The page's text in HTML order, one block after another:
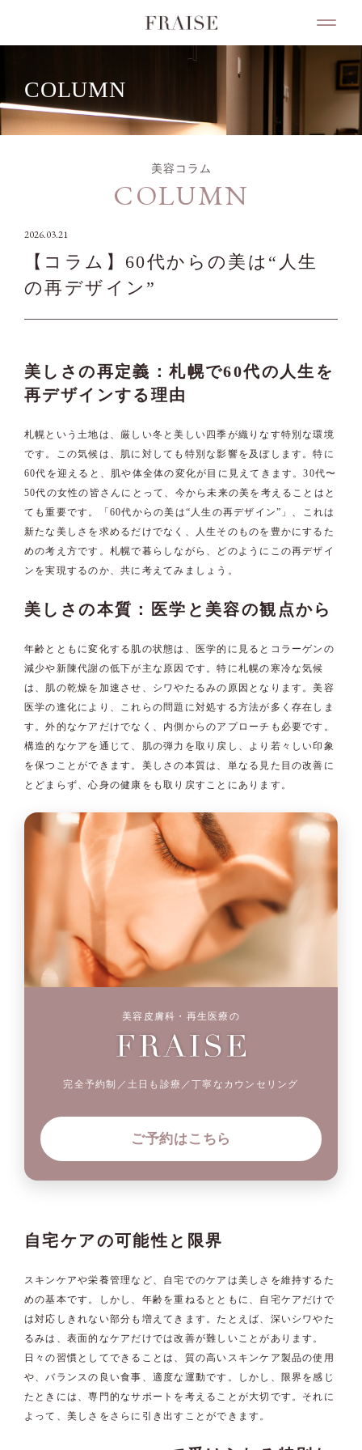
COLUMN
美容コラム
COLUMN
2026.03.21
【コラム】60代からの美は“人生
の再デザイン”
美しさの再定義：札幌で60代の人生を
再デザインする理由
札幌という土地は、厳しい冬と美しい四季が織りなす特別な環境
です。この気候は、肌に対しても特別な影響を及ぼします。特に
60代を迎えると、肌や体全体の変化が目に見えてきます。30代〜
50代の女性の皆さんにとって、今から未来の美を考えることはと
ても重要です。「60代からの美は“人生の再デザイン”」、これは
新たな美しさを求めるだけでなく、人生そのものを豊かにするた
めの考え方です。札幌で暮らしながら、どのようにこの再デザイ
ンを実現するのか、共に考えてみましょう。
美しさの本質：医学と美容の観点から
年齢とともに変化する肌の状態は、医学的に見るとコラーゲンの
減少や新陳代謝の低下が主な原因です。特に札幌の寒冷な気候
は、肌の乾燥を加速させ、シワやたるみの原因となります。美容
医学の進化により、これらの問題に対処する方法が多く存在しま
す。外的なケアだけでなく、内側からのアプローチも必要です。
構造的なケアを通じて、肌の弾力を取り戻し、より若々しい印象
を保つことができます。美しさの本質は、単なる見た目の改善に
とどまらず、心身の健康をも取り戻すことにあります。
美容皮膚科・再生医療の
完全予約制／土日も診療／丁寧なカウンセリング
ご予約はこちら
自宅ケアの可能性と限界
スキンケアや栄養管理など、自宅でのケアは美しさを維持するた
めの基本です。しかし、年齢を重ねるとともに、自宅ケアだけで
は対応しきれない部分も増えてきます。たとえば、深いシワやた
るみは、表面的なケアだけでは改善が難しいことがあります。
日々の習慣としてできることは、質の高いスキンケア製品の使用
や、バランスの良い食事、適度な運動です。しかし、限界を感じ
たときには、専門的なサポートを考えることが大切です。それに
よって、美しさをさらに引き出すことができます。